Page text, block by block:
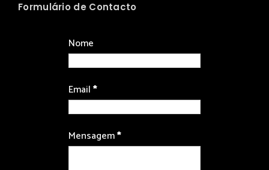
Formulário de Contacto
Nome
Email*
Mensagem*